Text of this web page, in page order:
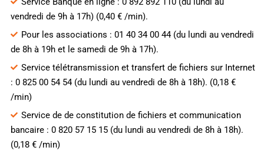
vendredi de 9h à 17h) (0,40 € /min).
Pour les associations : 01 40 34 00 44 (du lundi au vendredi
de 8h à 19h et le samedi de 9h à 17h).
Service télétransmission et transfert de fichiers sur Internet
: 0 825 00 54 54 (du lundi au vendredi de 8h à 18h). (0,18 €
/min)
Service de de constitution de fichiers et communication
bancaire : 0 820 57 15 15 (du lundi au vendredi de 8h à 18h).
(0,18 € /min)